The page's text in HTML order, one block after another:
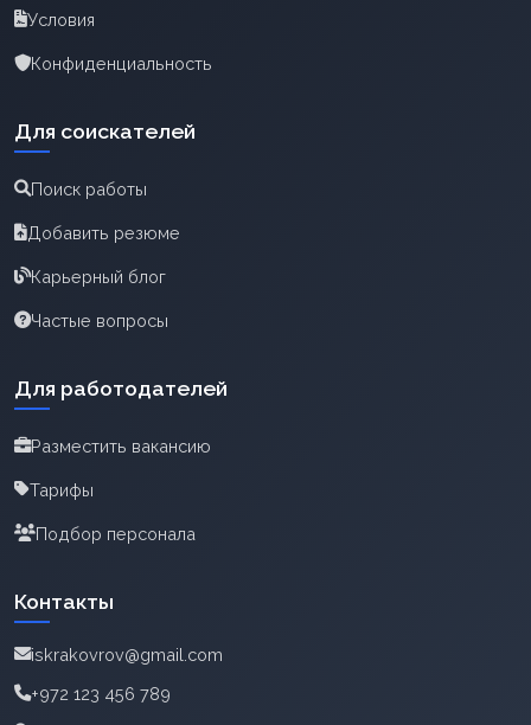
Условия
Конфиденциальность
Для соискателей
Поиск работы
Добавить резюме
Карьерный блог
Частые вопросы
Для работодателей
Разместить вакансию
Тарифы
Подбор персонала
Контакты
iskrakovrov@gmail.com
+972 123 456 789